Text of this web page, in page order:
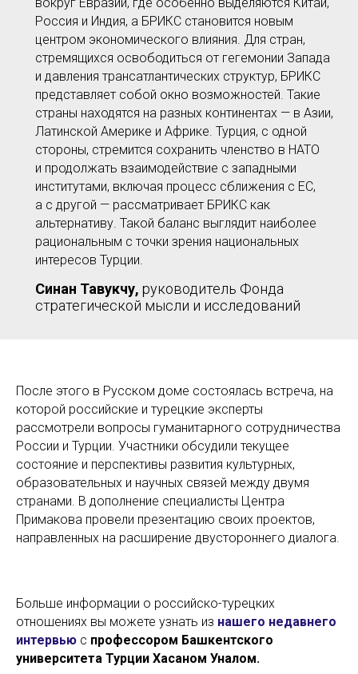
Россия и Индия, а БРИКС становится новым
центром экономического влияния. Для стран,
стремящихся освободиться от гегемонии Запада
и давления трансатлантических структур, БРИКС
представляет собой окно возможностей. Такие
страны находятся на разных континентах — в Азии,
Латинской Америке и Африке. Турция, с одной
стороны, стремится сохранить членство в НАТО
и продолжать взаимодействие с западными
институтами, включая процесс сближения с ЕС,
а с другой — рассматривает БРИКС как
альтернативу. Такой баланс выглядит наиболее
рациональным с точки зрения национальных
интересов Турции.
Синан Тавукчу, руководитель Фонда
стратегической мысли и исследований
После этого в Русском доме состоялась встреча, на
которой российские и турецкие эксперты
рассмотрели вопросы гуманитарного сотрудничества
России и Турции. Участники обсудили текущее
состояние и перспективы развития культурных,
образовательных и научных связей между двумя
странами. В дополнение специалисты Центра
Примакова провели презентацию своих проектов,
направленных на расширение двустороннего диалога.
Больше информации о российско-турецких
отношениях вы можете узнать из нашего недавнего
интервью с профессором Башкентского
университета Турции Хасаном Уналом.